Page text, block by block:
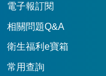
電子報訂閱
相關問題Q&A
衛生福利e寶箱
常用查詢